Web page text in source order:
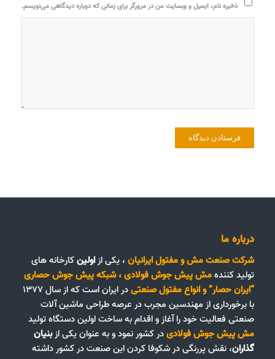
ذخیره نام، ایمیل و وبسایت من در مرورگر برای زمانی که دوباره دیدگاهی می‌نویسم.
درباره ما
شرکت صنعت مش و مفتول ایرانیان، یکی ازاولینکارخانه های
تولید کنندهمش پیش جوش فولادی،شبکه پیش جوش حصاری
“ایران حصار”وانواع مفتول صنعتی
در ایران است که از سال ۱۳۷۷
با برخورداری از مهندسین مجرب در عرصه طراحی ماشین آلات
صنعتی فعالیت خود را آغاز و اقدام به ساخت اولین دستگاه تولید
مش پیش جوش فولادیدر کشور نمود و به عنوان یکی ازبنیان
گذاران، نقش پررنگی در شکوفا کردن این صنعت در کشور داشته